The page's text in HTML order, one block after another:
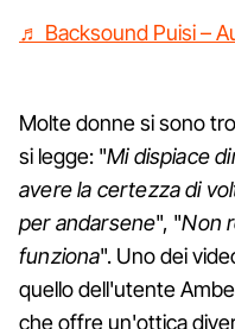
♬ Backsound Puisi –
Molte donne si sono
si legge: "Mi dispiace
avere la certezza di
per andarsene", "Non
funziona". Uno dei
quello dell'utente
che offre un'ottica